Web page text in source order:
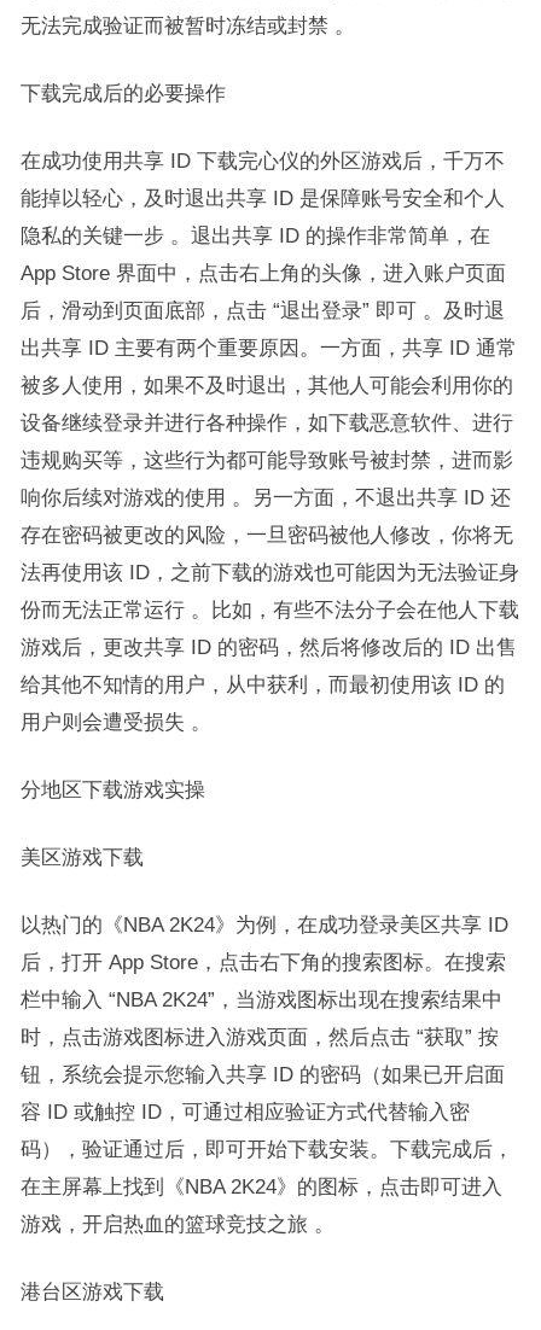
无法完成验证而被暂时冻结或封禁 。​
下载完成后的必要操作​
在成功使用共享 ID 下载完心仪的外区游戏后，千万不
能掉以轻心，及时退出共享 ID 是保障账号安全和个人
隐私的关键一步 。退出共享 ID 的操作非常简单，在
App Store 界面中，点击右上角的头像，进入账户页面
后，滑动到页面底部，点击 “退出登录” 即可 。及时退
出共享 ID 主要有两个重要原因。一方面，共享 ID 通常
被多人使用，如果不及时退出，其他人可能会利用你的
设备继续登录并进行各种操作，如下载恶意软件、进行
违规购买等，这些行为都可能导致账号被封禁，进而影
响你后续对游戏的使用 。另一方面，不退出共享 ID 还
存在密码被更改的风险，一旦密码被他人修改，你将无
法再使用该 ID，之前下载的游戏也可能因为无法验证身
份而无法正常运行 。比如，有些不法分子会在他人下载
游戏后，更改共享 ID 的密码，然后将修改后的 ID 出售
给其他不知情的用户，从中获利，而最初使用该 ID 的
用户则会遭受损失 。​
分地区下载游戏实操​
美区游戏下载​
以热门的《NBA 2K24》为例，在成功登录美区共享 ID
后，打开 App Store，点击右下角的搜索图标。在搜索
栏中输入 “NBA 2K24”，当游戏图标出现在搜索结果中
时，点击游戏图标进入游戏页面，然后点击 “获取” 按
钮，系统会提示您输入共享 ID 的密码（如果已开启面
容 ID 或触控 ID，可通过相应验证方式代替输入密
码），验证通过后，即可开始下载安装。下载完成后，
在主屏幕上找到《NBA 2K24》的图标，点击即可进入
游戏，开启热血的篮球竞技之旅 。​
港台区游戏下载​